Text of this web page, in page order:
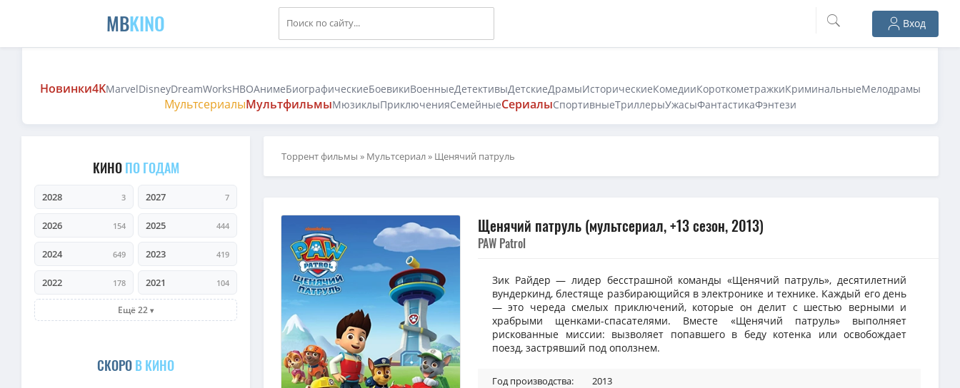
MBKINO Вход
Новинки4KMarvelDisneyDreamWorksHBOАнимеБиографическиеБоевикиВоенныеДетективыДетскиеДрамыИсторическиеКомедииКороткометражкиКриминальныеМелодрамы
МультсериалыМультфильмыМюзиклыПриключенияСемейныеСериалыСпортивныеТриллерыУжасыФантастикаФэнтези
КИНОПО ГОДАМ
2028 3 2027 7
2026 154 2025 444
2024 649 2023 419
2022 178 2021 104
Ещё 22
СКОРОВ КИНО
Торрент фильмы » Мультсериал» Щенячий патруль
Щенячий патруль (мультсериал, +13 сезон, 2013)
PAW Patrol
Зик Райдер — лидер бесстрашной команды «Щенячий патруль», десятилетний
вундеркинд, блестяще разбирающийся в электронике и технике. Каждый его день
— это череда смелых приключений, которые он делит с шестью верными и
храбрыми щенками-спасателями. Вместе «Щенячий патруль» выполняет
рискованные миссии: вызволяет попавшего в беду котенка или освобождает
поезд, застрявший под оползнем.
Год производства:
2013